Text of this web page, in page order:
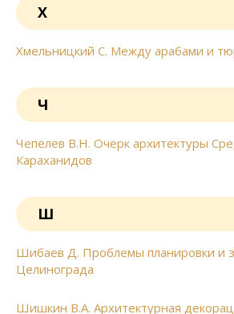
Х
Хмельницкий С. Между арабами и
Ч
Чепелев В.Н. Очерк архитектуры
Караханидов
Ш
Шибаев Д. Проблемы планировки и
Целинограда
Шишкин В.А. Архитектурная